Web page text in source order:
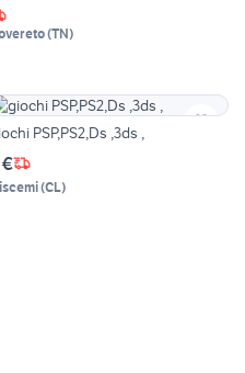
(TN)
PSP,PS2,Ds ,3ds ,
(CL)